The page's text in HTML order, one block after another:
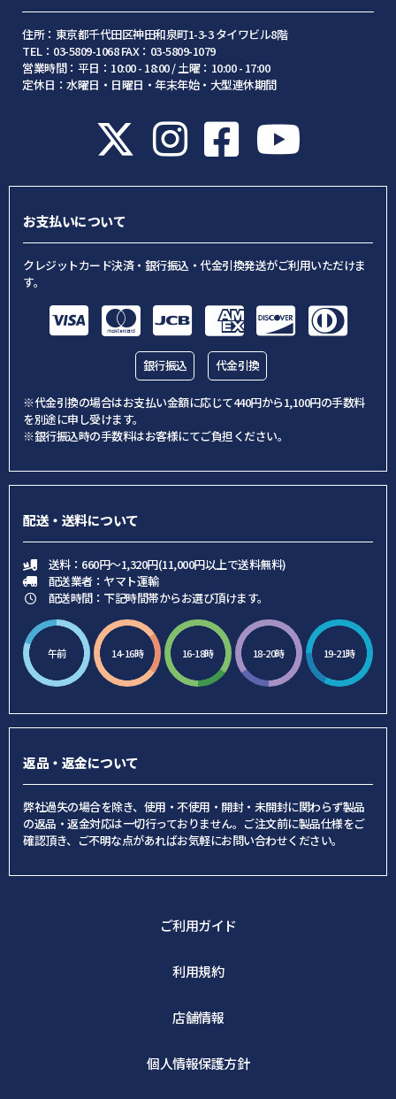
住所：東京都千代田区神田和泉町1-3-3 タイワビル8階
TEL：03-5809-1068 FAX：03-5809-1079
営業時間：平日：10:00 - 18:00 / 土曜：10:00 - 17:00
定休日：水曜日・日曜日・年末年始・大型連休期間
お支払いについて
クレジットカード決済・銀行振込・代金引換発送がご利用いただけま
す。
銀行振込 代金引換
※代金引換の場合はお支払い金額に応じて440円から1,100円の手数料
を別途に申し受けます。
※銀行振込時の手数料はお客様にてご負担ください。
配送・送料について
送料：660円～1,320円(11,000円以上で送料無料)
配送業者：ヤマト運輸
配送時間：下記時間帯からお選び頂けます。
午前 14-16時 16-18時 18-20時 19-21時
返品・返金について
弊社過失の場合を除き、使用・不使用・開封・未開封に関わらず製品
の返品・返金対応は一切行っておりません。ご注文前に製品仕様をご
確認頂き、ご不明な点があればお気軽にお問い合わせください。
ご利用ガイド
利用規約
店舗情報
個人情報保護方針